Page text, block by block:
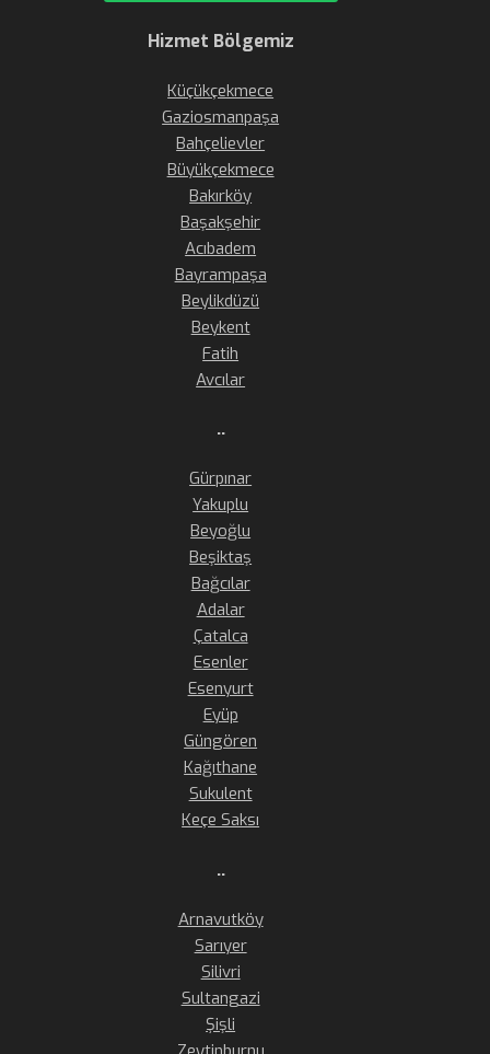
Hizmet Bölgemiz
Küçükçekmece
Gaziosmanpaşa
Bahçelievler
Büyükçekmece
Bakırköy
Başakşehir
Acıbadem
Bayrampaşa
Beylikdüzü
Beykent
Fatih
Avcılar
..
Gürpınar
Yakuplu
Beyoğlu
Beşiktaş
Bağcılar
Adalar
Çatalca
Esenler
Esenyurt
Eyüp
Güngören
Kağıthane
Sukulent
Keçe Saksı
..
Arnavutköy
Sarıyer
Silivri
Sultangazi
Şişli